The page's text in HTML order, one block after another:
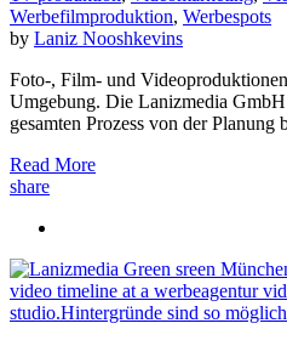
Werbefilmproduktion, Werbespots
by Laniz Nooshkevins
Foto-, Film- und
Umgebung. Die Lanizmedia
gesamten Prozess von der
Read More
share